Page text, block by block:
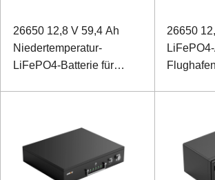
26650 12,8 V 59,4 Ah
Niedertemperatur-
LiFePO4-Batterie für
26650